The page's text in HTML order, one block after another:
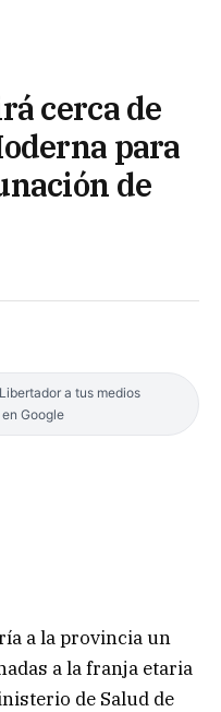
cerca de
para
de
a tus medios
Google
a la provincia un
a la franja etaria
de Salud de